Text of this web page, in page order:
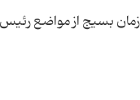
بسیج از مواضع